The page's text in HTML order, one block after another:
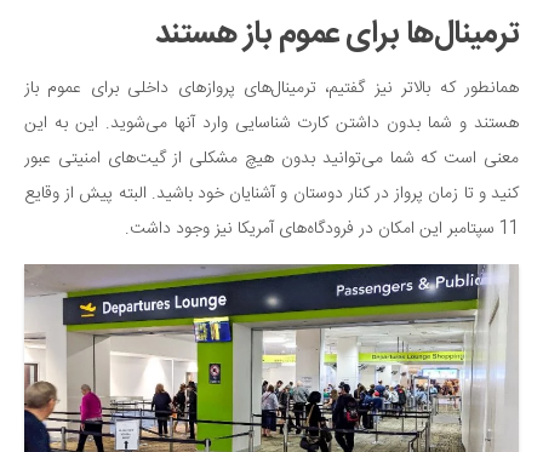
مراکز پزشکی و دارویی
فرهنگ و هنر
سینما و تئاتر
تلویزیون
موسیقی
چهره‌ها
عکاسی و هنرهای تجسمی
کتاب و کتاب‌خوانی
تاریخ
معماری
علمی
ترمینال‌ها برای عموم باز هستند
همانطور که بالاتر نیز گفتیم، ترمینال‌های پروازهای داخلی برای عموم باز
هستند و شما بدون داشتن کارت شناسایی وارد آنها می‌شوید. این به این
معنی است که شما می‌توانید بدون هیچ مشکلی از گیت‌های امنیتی عبور
کنید و تا زمان پرواز در کنار دوستان و آشنایان خود باشید. البته پیش از وقایع
11 سپتامبر این امکان در فرودگاه‌های آمریکا نیز وجود داشت.